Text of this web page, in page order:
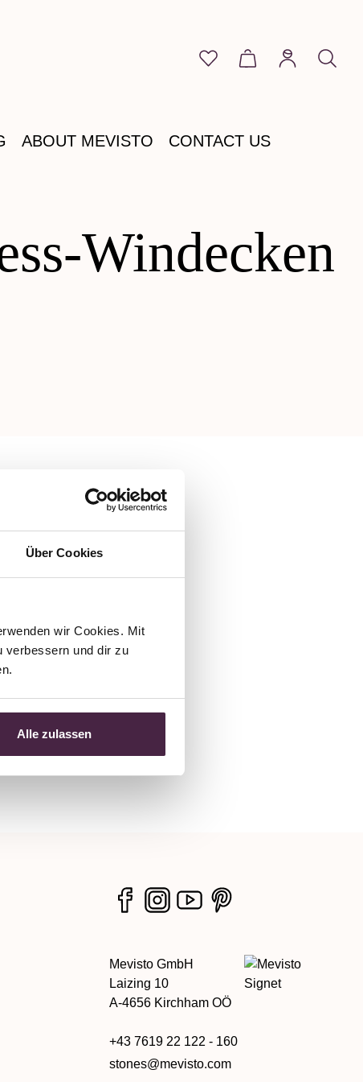
Über Cookies
wir Cookies. Mit
verbessern und dir zu
Alle zulassen
You have 0 wishlist
Shopping cart
ABOUT MEVISTO CONTACT US
Windecken
Mevisto GmbH
Laizing 10
A-4656 Kirchham OÖ
+43 7619 22 122 - 160
stones@mevisto.com